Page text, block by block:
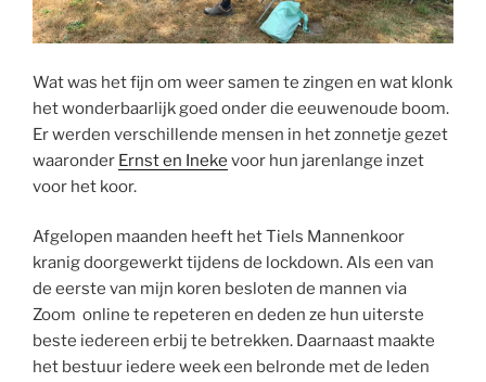
Wat was het fijn om weer samen te zingen en wat klonk
het wonderbaarlijk goed onder die eeuwenoude boom.
Er werden verschillende mensen in het zonnetje gezet
waaronder Ernst en Ineke voor hun jarenlange inzet
voor het koor.
Afgelopen maanden heeft het Tiels Mannenkoor
kranig doorgewerkt tijdens de lockdown. Als een van
de eerste van mijn koren besloten de mannen via
Zoom online te repeteren en deden ze hun uiterste
beste iedereen erbij te betrekken. Daarnaast maakte
het bestuur iedere week een belronde met de leden